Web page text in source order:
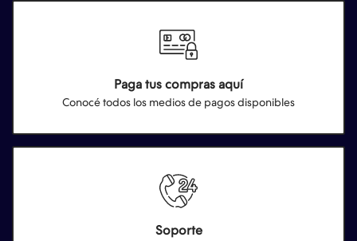
Paga tus compras aquí
Conocé todos los medios de pagos disponibles
Soporte